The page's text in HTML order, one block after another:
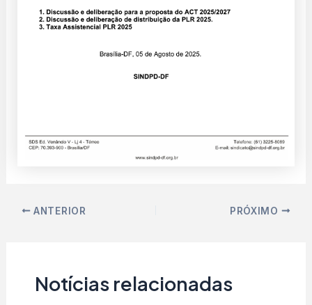
ANTERIOR PRÓXIMO
Notícias relacionadas